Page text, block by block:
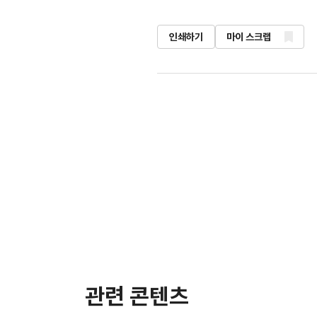
인쇄하기 마이 스크랩
관련 콘텐츠